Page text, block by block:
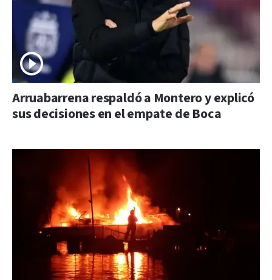
Arruabarrena respaldó a Montero y explicó
sus decisiones en el empate de Boca